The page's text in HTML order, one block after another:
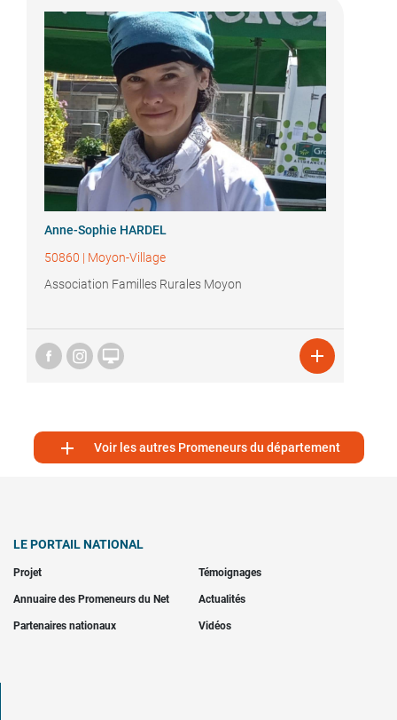
Anne-Sophie HARDEL
50860 | Moyon-Village
Association Familles Rurales Moyon
 
 Voir les autres Promeneurs du département
LE PORTAIL NATIONAL
Projet Témoignages
Annuaire des Promeneurs du Net Actualités
Partenaires nationaux Vidéos